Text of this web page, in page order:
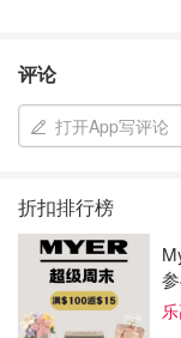
评论
打开App写评论
折扣排行榜